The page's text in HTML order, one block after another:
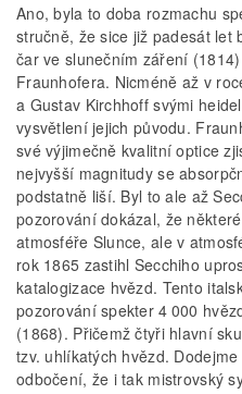
Ano, byla to doba rozmachu
stručně, že sice již padesát let
čar ve slunečním záření
Fraunhofera. Nicméně až v
a Gustav Kirchhoff svými
vysvětlení jejich původu.
své výjimečně kvalitní optice
nejvyšší magnitudy se
podstatně liší. Byl to ale až
pozorování dokázal, že
atmosféře Slunce, ale v
rok 1865 zastihl Secchiho
katalogizace hvězd. Tento
pozorování spekter 4 000
(1868). Přičemž čtyři hlavní
tzv. uhlíkatých hvězd.
odbočení, že i tak mistrovský